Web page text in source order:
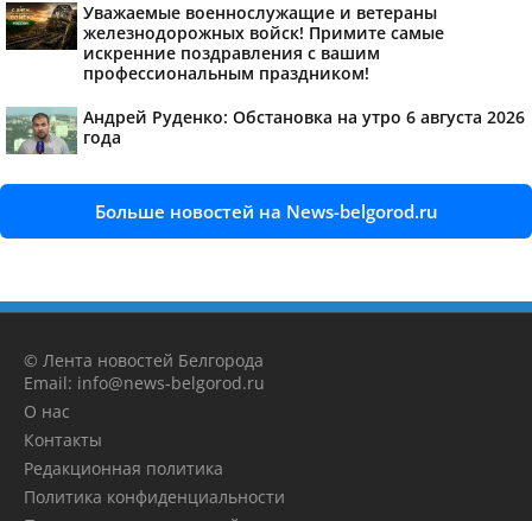
Уважаемые военнослужащие и ветераны
железнодорожных войск! Примите самые
искренние поздравления с вашим
профессиональным праздником!
Андрей Руденко: Обстановка на утро 6 августа 2026
года
Больше новостей на News-belgorod.ru
© Лента новостей Белгорода
Email: info@news-belgorod.ru
О нас
Контакты
Редакционная политика
Политика конфиденциальности